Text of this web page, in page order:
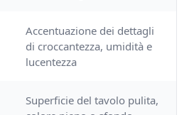
Accentuazione dei dettagli
di croccantezza, umidità e
lucentezza
Superficie del tavolo pulita,